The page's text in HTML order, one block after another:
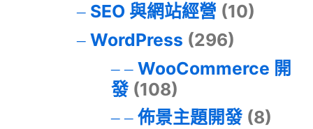
SEO 與網站經營 (10)
WordPress (296)
WooCommerce 開
發(108)
佈景主題開發(8)